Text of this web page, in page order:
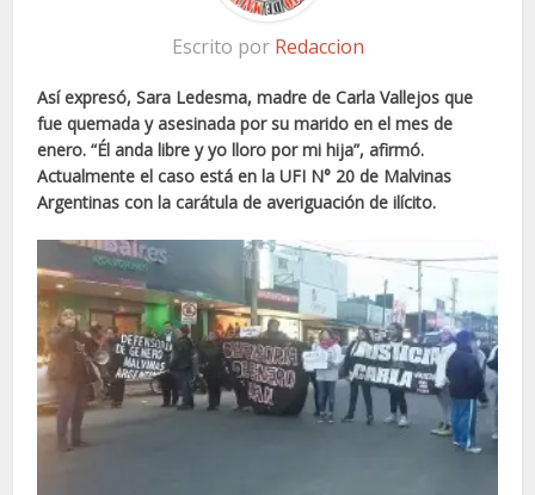
Escrito por Redaccion
Así expresó, Sara Ledesma, madre de Carla Vallejos que
fue quemada y asesinada por su marido en el mes de
enero. “Él anda libre y yo lloro por mi hija”, afirmó.
Actualmente el caso está en la UFI N° 20 de Malvinas
Argentinas con la carátula de averiguación de ilícito.